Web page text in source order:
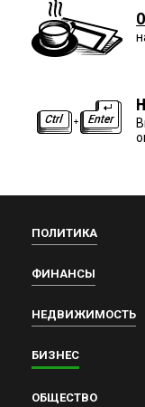
ПОЛИТИКА
ФИНАНСЫ
НЕДВИЖИМОСТЬ
БИЗНЕС
ОБЩЕСТВО